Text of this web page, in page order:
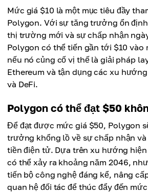
Mức giá $10 là một mục tiêu đầy
Polygon. Với sự tăng trưởng ổn
thị trường mới và sự chấp nhận
Polygon có thể tiến gần tới $10 vào
nếu nó củng cố vị thế là giải pháp
Ethereum và tận dụng các xu
và DeFi.
Polygon có thể đạt $50
Để đạt được mức giá $50, Polygon
trưởng khổng lồ về sự chấp nhận
tiền điện tử. Dựa trên xu hướng
có thể xảy ra khoảng năm 2046,
tiến bộ công nghệ đáng kể, nâng
quan hệ đối tác để thúc đẩy đến